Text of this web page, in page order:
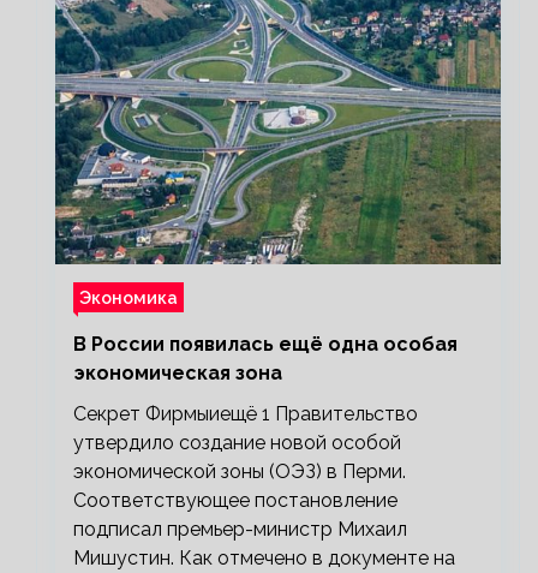
Экономика
В России появилась ещё одна особая
экономическая зона
Секрет Фирмыиещё 1 Правительство
утвердило создание новой особой
экономической зоны (ОЭЗ) в Перми.
Соответствующее постановление
подписал премьер-министр Михаил
Мишустин. Как отмечено в документе на